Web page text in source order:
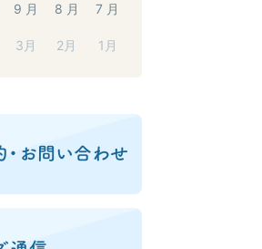
9 月 8 月 7 月
3月 2月 1月